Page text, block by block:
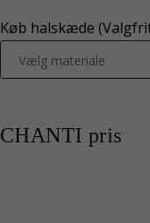
Køb halskæde
Vælg materiale
CHANTI pris